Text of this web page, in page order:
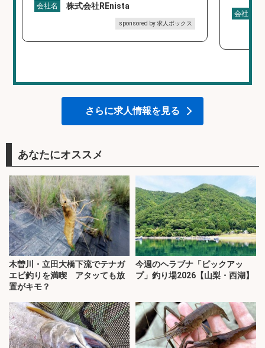
会社名 株式会社REnista
sponsored by 求人ボックス
会社名
さらに求人情報を見る
あなたにオススメ
木曽川・立田大橋下流でテナガ
エビ釣りを満喫 アタッても放
置がキモ？
今週のヘラブナ「ピックアッ
プ」釣り場2026【山梨・西湖】